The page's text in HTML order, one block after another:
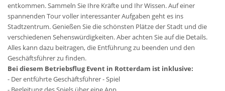
entkommen. Sammeln Sie Ihre Kräfte und Ihr Wissen. Auf einer
spannenden Tour voller interessanter Aufgaben geht es ins
Stadtzentrum. Genießen Sie die schönsten Plätze der Stadt und die
verschiedenen Sehenswürdigkeiten. Aber achten Sie auf die Details.
Alles kann dazu beitragen, die Entführung zu beenden und den
Geschäftsführer zu finden.
Bei diesem Betriebsflug Event in Rotterdam ist inklusive:
- Der entführte Geschäftsführer - Spiel